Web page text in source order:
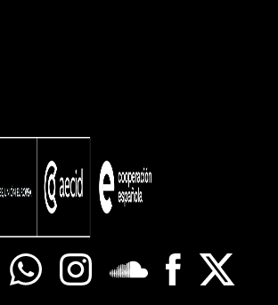
WhatsappInstagramSoundcloreFacebook
X